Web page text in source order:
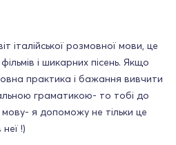
італійської розмовної мови, це
і шикарних пісень. Якщо
практика і бажання вивчити
граматикою- то тобі до
я допоможу не тільки це
!)